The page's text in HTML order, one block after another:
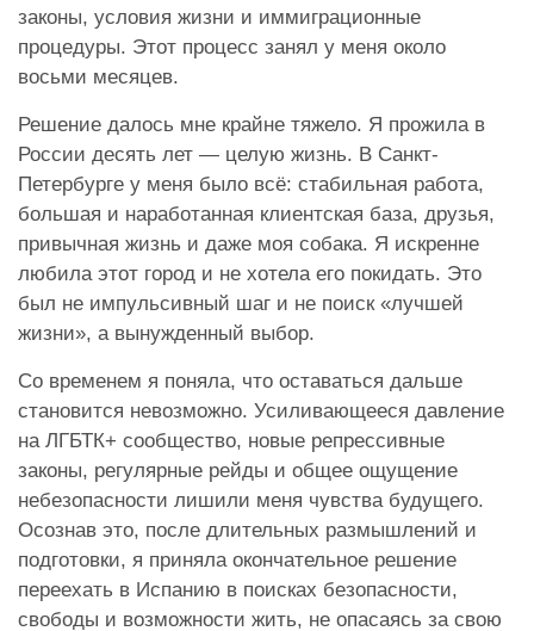
законы, условия жизни и иммиграционные
процедуры. Этот процесс занял у меня около
восьми месяцев.
Решение далось мне крайне тяжело. Я прожила в
России десять лет — целую жизнь. В Санкт-
Петербурге у меня было всё: стабильная работа,
большая и наработанная клиентская база, друзья,
привычная жизнь и даже моя собака. Я искренне
любила этот город и не хотела его покидать. Это
был не импульсивный шаг и не поиск «лучшей
жизни», а вынужденный выбор.
Со временем я поняла, что оставаться дальше
становится невозможно. Усиливающееся давление
на ЛГБТК+ сообщество, новые репрессивные
законы, регулярные рейды и общее ощущение
небезопасности лишили меня чувства будущего.
Осознав это, после длительных размышлений и
подготовки, я приняла окончательное решение
переехать в Испанию в поисках безопасности,
свободы и возможности жить, не опасаясь за свою